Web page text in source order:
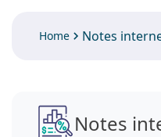
Home Notes
Notes